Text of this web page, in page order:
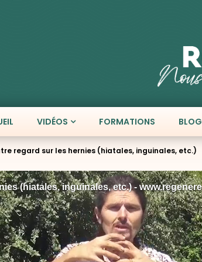
VIDÉOS FORMATIONS BLOG
regard sur les hernies (hiatales, inguinales, etc.)